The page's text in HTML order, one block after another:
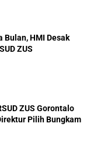
Bulan, HMI Desak
ZUS
ZUS Gorontalo
Pilih Bungkam